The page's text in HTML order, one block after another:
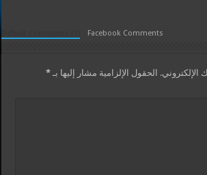
Facebook Comments
الإلكتروني. الحقول الإلزامية مشار إليها بـ*